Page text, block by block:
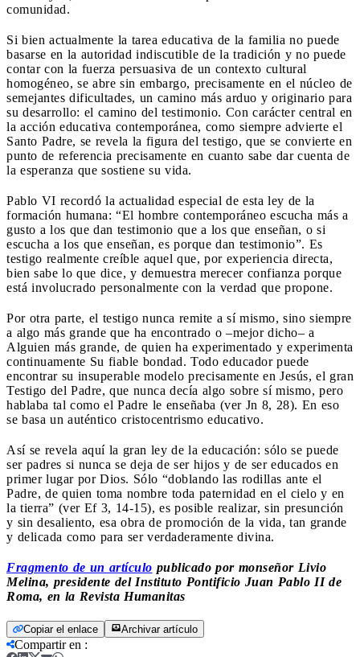
comunidad.
Si bien actualmente la tarea educativa de la familia no puede
basarse en la autoridad indiscutible de la tradición y no puede
contar con la fuerza persuasiva de un contexto cultural
homogéneo, se abre sin embargo, precisamente en el núcleo de
semejantes dificultades, un camino más arduo y originario para
su desarrollo: el camino del testimonio. Con carácter central en
la acción educativa contemporánea, como siempre advierte el
Santo Padre, se revela la figura del testigo, que se convierte en
punto de referencia precisamente en cuanto sabe dar cuenta de
la esperanza que sostiene su vida.
Pablo VI recordó la actualidad especial de esta ley de la
formación humana: “El hombre contemporáneo escucha más a
gusto a los que dan testimonio que a los que enseñan, o si
escucha a los que enseñan, es porque dan testimonio”. Es
testigo realmente creíble aquel que, por experiencia directa,
bien sabe lo que dice, y demuestra merecer confianza porque
está involucrado personalmente con la verdad que propone.
Por otra parte, el testigo nunca remite a sí mismo, sino siempre
a algo más grande que ha encontrado o –mejor dicho– a
Alguien más grande, de quien ha experimentado y experimenta
continuamente Su fiable bondad. Todo educador puede
encontrar su insuperable modelo precisamente en Jesús, el gran
Testigo del Padre, que nunca decía algo sobre sí mismo, pero
hablaba tal como el Padre le enseñaba (ver Jn 8, 28). En eso
se basa un auténtico cristocentrismo educativo.
Así se revela aquí la gran ley de la educación: sólo se puede
ser padres si nunca se deja de ser hijos y de ser educados en
primer lugar por Dios. Sólo “doblando las rodillas ante el
Padre, de quien toma nombre toda paternidad en el cielo y en
la tierra” (ver Ef 3, 14-15), es posible realizar, sin presunción
y sin desaliento, esa obra de promoción de la vida, tan grande
y delicada como para ser verdaderamente divina.
Fragmento de un artículo publicado por monseñor Livio
Melina, presidente del Instituto Pontificio Juan Pablo II de
Roma, en la Revista Humanitas
Copiar el enlace Archivar artículo
Compartir en :